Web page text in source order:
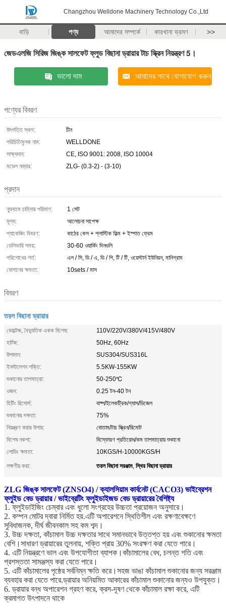
Changzhou Welldone Machinery Technology Co.,Ltd
বাড়ি পণ্য আমাদের সম্পর্কে কারখানা ভ্রমণ >>
জেডএলজি সিরিজ জিঙ্ক সালফেট ফ্লুড বিছানা ড্রায়ার টাচ স্ক্রিন নিয়ন্ত্রণ 5।
ভালো দাম আমাদের সাথে যোগাযোগ করুন
পণ্যের বিবরণ
উৎপত্তি স্থল:
চীন
পরিচিতিমুলক নাম:
WELLDONE
সাক্ষ্যদান:
CE, ISO 9001: 2008, ISO 10004
মডেল নম্বার:
ZLG- (0.3-2) - (3-10)
প্রদান
ন্যূনতম চাহিদার পরিমাণ:
1 সেট
মূল্য:
আলোচনা সাপেক্ষ
প্যাকেজিং বিবরণ:
কাঠের কেস + প্লাস্টিক ফিল্ম + ইস্পাত ফ্রেম
ডেলিভারি সময়:
30-60 ওয়ার্কিং দিনগুলি
পরিশোধের শর্ত:
এল / সি, ডি / এ, ডি / পি, টি / টি, ওয়েস্টার্ন ইউনিয়ন, মানিগ্রাম
যোগানের ক্ষমতা:
10sets / মাস
বিবরণ
তরল বিছানা ড্রায়ার
ভোল্টেজ, বৈদ্যুতিক একক বিশেষ:
110V/220V/380V/415V/480V
হার্টজ:
50Hz, 60Hz
উপাদান:
SUS304/SUS316L
ইনস্টলেশন শক্তি:
5.5KW-155KW
শুকানোর তাপমাত্রা:
50-250℃
ওজন:
0.25 টন-40 টন
হিটিং রিসোর্স:
বাষ্প/ইলেকট্রিক/গ্যাস/ডিজেল
শুকানোর দক্ষতা:
75%
নিয়ন্ত্রণ করার উপায়:
বোতাম/টাচ স্ক্রিন/রিমোট
বিশেষ নকশা:
বিস্ফোরণ প্রতিরোধ/কম তাপমাত্রায় শুকানো
লোডিং ক্ষমতা:
10KGS/H-10000KGS/H
লক্ষণীয় করা:
তরল বিছানা সরঞ্জাম, স্থির বিছানা ড্রায়ার
ZLG জিঙ্ক সালফেট (ZNSO4) / ক্যালসিয়াম কার্বনেট (CACO3) ভাইব্রেশন
ফ্লুইড বেড ড্রায়ার / ভাইব্রেটিং ফ্লুইডাইজড বেড ড্রায়ারের বৈশিষ্ট্য
1. ফ্লুইডাইজিং চেম্বার এবং ধুলো সংগ্রহের উচ্চতা প্রয়োজন অনুসারে।
2. কম্পন মোটর দ্বারা নির্মিত হয়.এটি অপারেশনে স্থিতিশীল এবং রক্ষণাবেক্ষণে
সুবিধাজনক, দীর্ঘ জীবনকাল সহ কম শব্দ।
3. উচ্চ দক্ষতা, কাঁচামাল উচ্চ দক্ষতার সাথে সমানভাবে উত্তপ্ত হয় এবং শুকানোর ক্ষমতা
বেশি।সাধারণ ড্রায়ারের তুলনায়, শক্তি প্রায় 30% সংরক্ষণ করা যেতে পারে।
4. এটি নিয়ন্ত্রণে ভাল এবং উপযোগীতা ব্যাপক।কাঁচামালের বেধ, চলন্ত গতি এবং
প্রশস্ততা সামঞ্জস্য করা যেতে পারে।
5. এটি কাঁচামালের পৃষ্ঠের সর্বনিম্ন ক্ষতি করে।সহজ ভাঙা কাঁচামাল শুকানোর জন্য সরঞ্জাম
ব্যবহার করা যেতে পারে.ড্রায়ার অনিয়মিত আকারের কাঁচামাল শুকানোর জন্যও উপযুক্ত।
6. ড্রায়ার বন্ধ অপারেশন গ্রহণ করে, ক্রস-দূষণ থেকে কাঁচামাল রক্ষা করে, এটি
ক্রমাগত উৎপাদনে থাকে